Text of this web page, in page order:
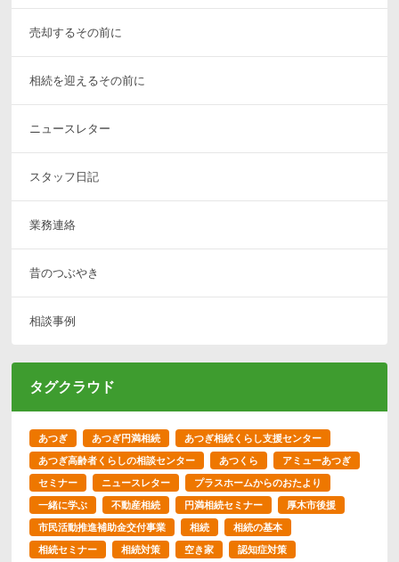
売却するその前に
相続を迎えるその前に
ニュースレター
スタッフ日記
業務連絡
昔のつぶやき
相談事例
タグクラウド
あつぎ あつぎ円満相続 あつぎ相続くらし支援センター
あつぎ高齢者くらしの相談センター あつくら アミューあつぎ
セミナー ニュースレター プラスホームからのおたより
一緒に学ぶ 不動産相続 円満相続セミナー 厚木市後援
市民活動推進補助金交付事業 相続 相続の基本
相続セミナー 相続対策 空き家 認知症対策